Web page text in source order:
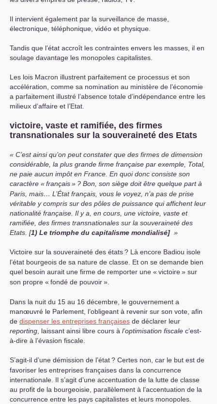
Il intervient également par la surveillance de masse,
électronique, téléphonique, vidéo et physique.
Tandis que l’état accroît les contraintes envers les masses, il en
soulage davantage les monopoles capitalistes.
Les lois Macron illustrent parfaitement ce processus et son
accélération, comme sa nomination au ministère de l’économie
a parfaitement illustré l’absence totale d’indépendance entre les
milieux d’affaire et l’Etat.
victoire, vaste et ramifiée, des firmes
transnationales sur la souveraineté des Etats
C’est ainsi qu’on peut constater que des firmes de dimension
considérable, la plus grande firme française par exemple, Total,
ne paie aucun impôt en France. En quoi donc consiste son
caractère «français» ? Bon, son siège doit être quelque part à
Paris, mais… L’État français, vous le voyez, n’a pas de prise
véritable y compris sur des pôles de puissance qui affichent leur
nationalité française. Il y a, en cours, une victoire, vaste et
ramifiée, des firmes transnationales sur la souveraineté des
Etats. [1) Le triomphe du capitalisme mondialisé]
Victoire sur la souveraineté des états? Là encore Badiou isole
l’état bourgeois de sa nature de classe. Et on se demande bien
quel besoin aurait une firme de remporter une « victoire» sur
son propre « fondé de pouvoir».
Dans la nuit du 15 au 16 décembre, le gouvernement a
manœuvré le Parlement, l’obligeant à revenir sur son vote, afin
de dispenser les entreprises françaises de déclarer leur
reporting , laissant ainsi libre cours à l’optimisation fiscale c’est-
à-dire à l’évasion fiscale.
S’agit-il d’une démission de l’état? Certes non, car le but est de
favoriser les entreprises françaises dans la concurrence
internationale. Il s’agit d’une accentuation de la lutte de classe
au profit de la bourgeoisie, parallèlement à l’accentuation de la
concurrence entre les pays capitalistes et leurs monopoles.